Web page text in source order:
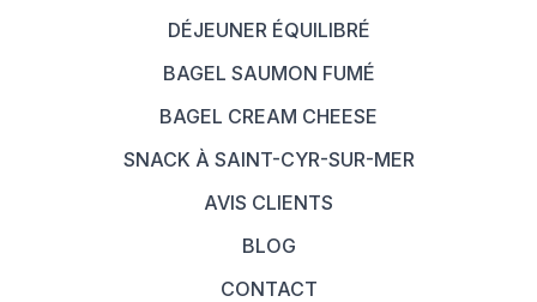
DÉJEUNER ÉQUILIBRÉ
BAGEL SAUMON FUMÉ
BAGEL CREAM CHEESE
SNACK À SAINT-CYR-SUR-MER
AVIS CLIENTS
BLOG
CONTACT